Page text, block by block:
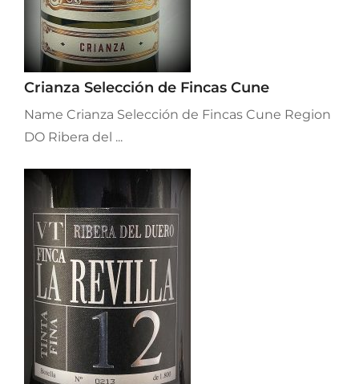
Crianza Selección de Fincas Cune
Name Crianza Selección de Fincas Cune Region
DO Ribera del ...